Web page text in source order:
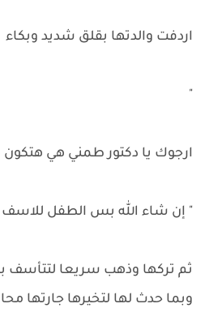
اردفت والدتها بقلق شديد وبكاء
"
ارجوك يا دكتور طمني هي
" إن شاء الله بس الطفل
ثم تركها وذهب سريعا لتتأسف
وبما حدث لها لتخيرها جارتها